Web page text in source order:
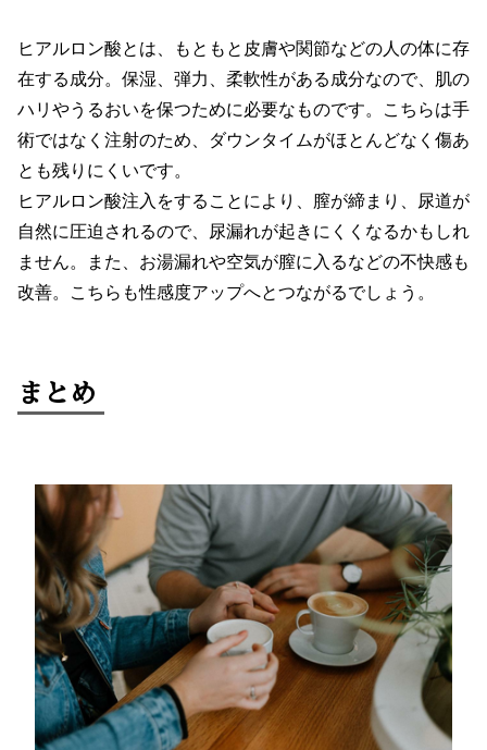
ヒアルロン酸とは、もともと皮膚や関節などの人の体に存
在する成分。保湿、弾力、柔軟性がある成分なので、肌の
ハリやうるおいを保つために必要なものです。こちらは手
術ではなく注射のため、ダウンタイムがほとんどなく傷あ
とも残りにくいです。
ヒアルロン酸注入をすることにより、膣が締まり、尿道が
自然に圧迫されるので、尿漏れが起きにくくなるかもしれ
ません。また、お湯漏れや空気が膣に入るなどの不快感も
改善。こちらも性感度アップへとつながるでしょう。
まとめ